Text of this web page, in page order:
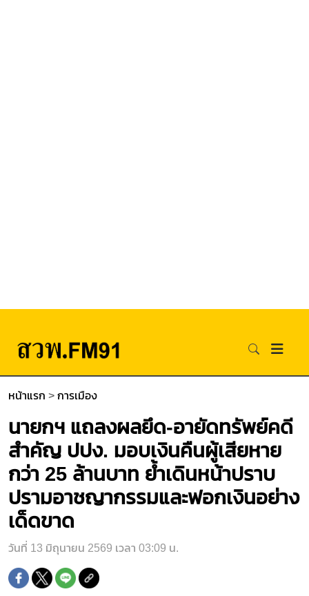
หน้าแรก > การเมือง
นายกฯ แถลงผลยึด-อายัดทรัพย์คดี
สำคัญ ปปง. มอบเงินคืนผู้เสียหาย
กว่า 25 ล้านบาท ย้ำเดินหน้าปราบ
ปรามอาชญากรรมและฟอกเงินอย่าง
เด็ดขาด
วันที่ 13 มิถุนายน 2569 เวลา 03:09 น.